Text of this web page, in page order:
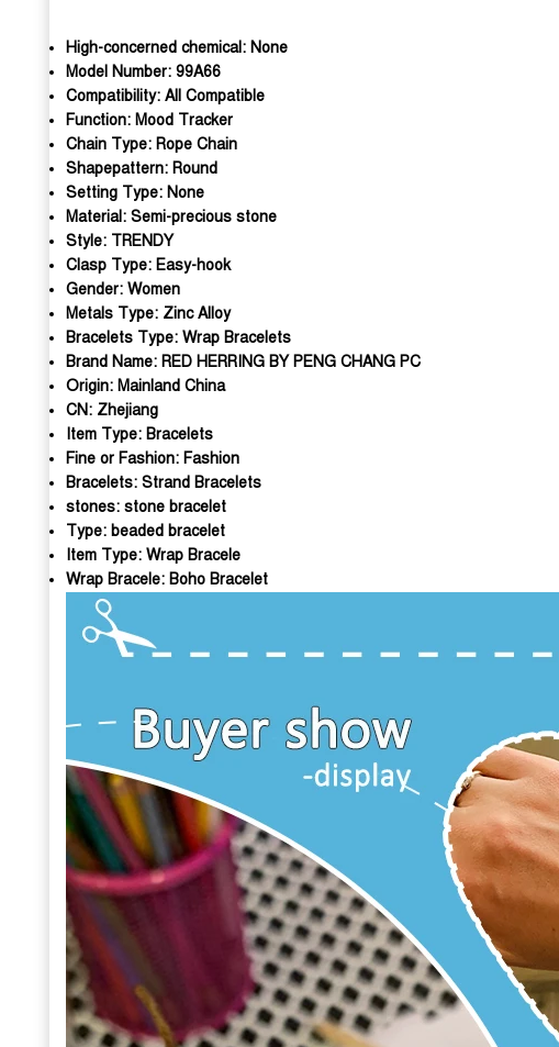
High-concerned chemical: None
Model Number: 99A66
Compatibility: All Compatible
Function: Mood Tracker
Chain Type: Rope Chain
Shapepattern: Round
Setting Type: None
Material: Semi-precious stone
Style: TRENDY
Clasp Type: Easy-hook
Gender: Women
Metals Type: Zinc Alloy
Bracelets Type: Wrap Bracelets
Brand Name: RED HERRING BY PENG CHANG PC
Origin: Mainland China
CN: Zhejiang
Item Type: Bracelets
Fine or Fashion: Fashion
Bracelets: Strand Bracelets
stones: stone bracelet
Type: beaded bracelet
Item Type: Wrap Bracele
Wrap Bracele: Boho Bracelet